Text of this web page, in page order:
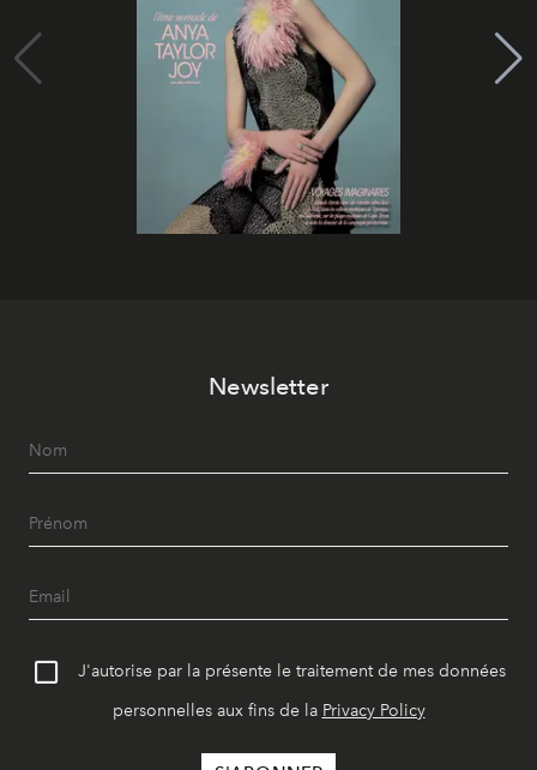
Newsletter
J'autorise par la présente le traitement de mes données
personnelles aux fins de la Privacy Policy